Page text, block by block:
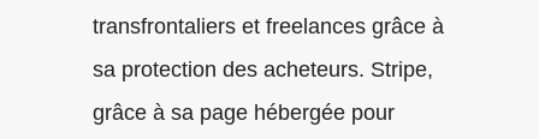
transfrontaliers et freelances grâce à
sa protection des acheteurs. Stripe,
grâce à sa page hébergée pour